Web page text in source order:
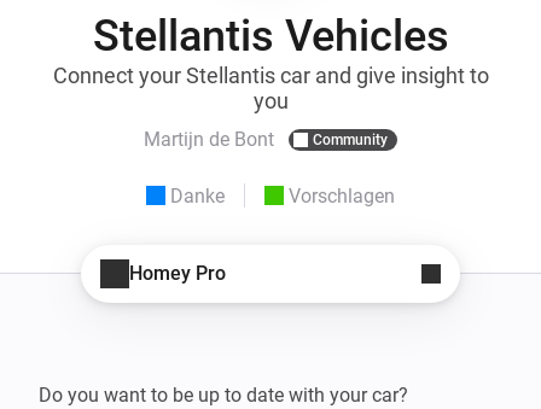
Stellantis Vehicles
Connect your Stellantis car and give insight to
you
Martijn de Bont Community
Danke Vorschlagen
Homey Pro
Do you want to be up to date with your car?